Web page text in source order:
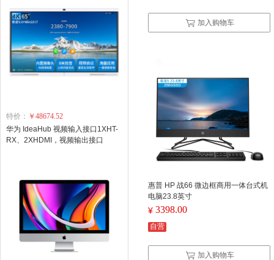
加入购物车
惠普 HP 战66 微边框商用一体台式机
电脑23.8英寸
¥ 3398.00
自营
加入购物车
特价： ￥48674.52
华为 IdeaHub 视频输入接口1XHT-
RX、2XHDMI，视频输出接口